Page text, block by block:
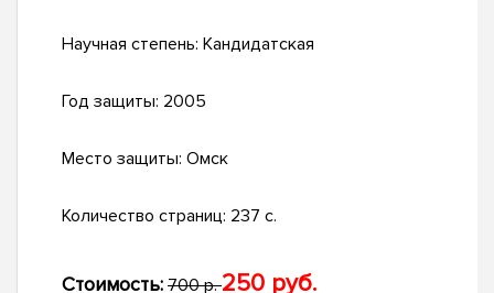
Научная степень: Кандидатская
Год защиты: 2005
Место защиты: Омск
Количество страниц: 237 с.
Стоимость: 700 р.250 руб.